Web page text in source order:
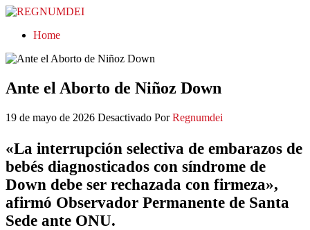
REGNUMDEI
Home
Ante el Aborto de Niñoz Down
19 de mayo de 2026 Desactivado Por Regnumdei
«La interrupción selectiva de embarazos de
bebés diagnosticados con síndrome de
Down debe ser rechazada con firmeza»,
afirmó Observador Permanente de Santa
Sede ante ONU.